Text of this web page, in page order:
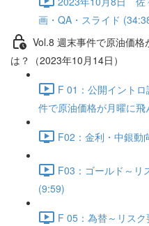
画・QA・スライド
Vol.8 週末事件で原油価
は？（2023年10月14日）
F 01：公開イント
件で原油価格が月曜に
F02：金利・中銀動
F03：ゴールド～リ
(9:59)
F 05：為替～リス